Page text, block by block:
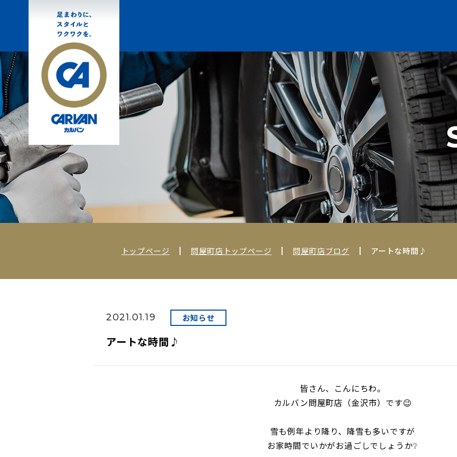
トップページ 問屋町店トップページ 問屋町店ブログ アートな時間♪
2021.01.19 お知らせ
アートな時間♪
皆さん、こんにちわ。
カルバン問屋町店（金沢市）です😉
雪も例年より降り、降雪も多いですが
お家時間でいかがお過ごしでしょうか❔